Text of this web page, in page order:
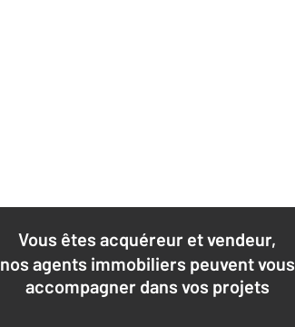
Vous êtes acquéreur et vendeur,
nos agents immobiliers peuvent vous
accompagner dans vos projets